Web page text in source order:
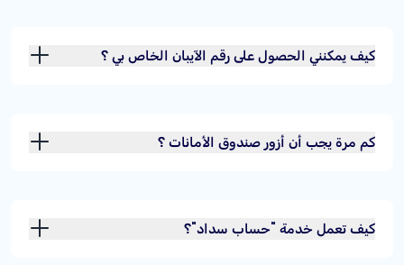
كيف يمكنني الحصول على رقم الآيبان الخاص بي ؟
كم مرة يجب أن أزور صندوق الأمانات ؟
كيف تعمل خدمة "حساب سداد"؟